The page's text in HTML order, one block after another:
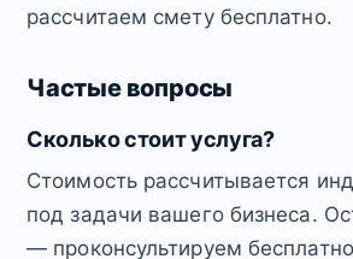
рассчитаем смету бесплатно.
Частые вопросы
Сколько стоит услуга?
Стоимость рассчитывается
под задачи вашего бизнеса.
— проконсультируем